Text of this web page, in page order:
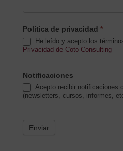
Política de privacidad *
He leído y acepto los
Privacidad de Coto Consulting
Notificaciones
Acepto recibir notificaciones
(newsletters, cursos, informes,
Enviar